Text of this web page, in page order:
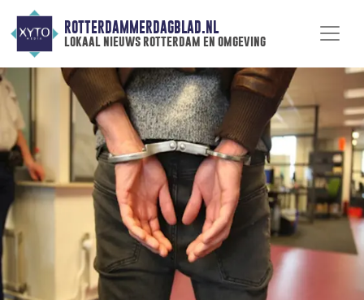
ROTTERDAMMERDAGBLAD.NL
lokaal nieuws rotterdam en omgeving